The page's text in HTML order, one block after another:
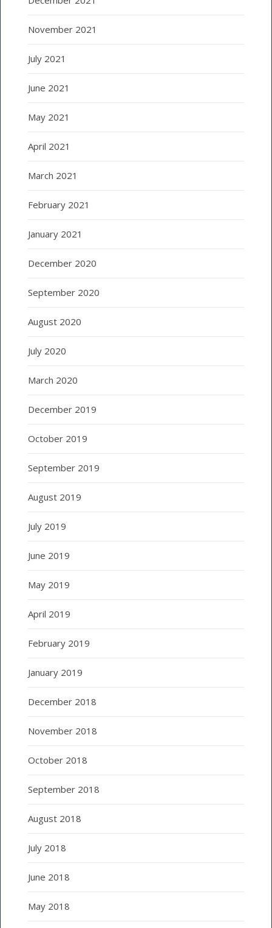
November 2021
July 2021
June 2021
May 2021
April 2021
March 2021
February 2021
January 2021
December 2020
September 2020
August 2020
July 2020
March 2020
December 2019
October 2019
September 2019
August 2019
July 2019
June 2019
May 2019
April 2019
February 2019
January 2019
December 2018
November 2018
October 2018
September 2018
August 2018
July 2018
June 2018
May 2018